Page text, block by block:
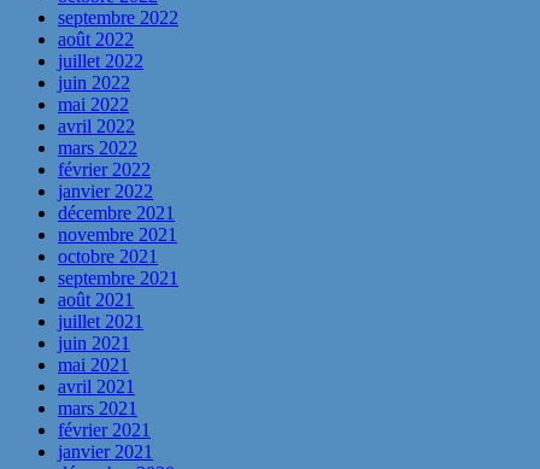
septembre 2022
août 2022
juillet 2022
juin 2022
mai 2022
avril 2022
mars 2022
février 2022
janvier 2022
décembre 2021
novembre 2021
octobre 2021
septembre 2021
août 2021
juillet 2021
juin 2021
mai 2021
avril 2021
mars 2021
février 2021
janvier 2021